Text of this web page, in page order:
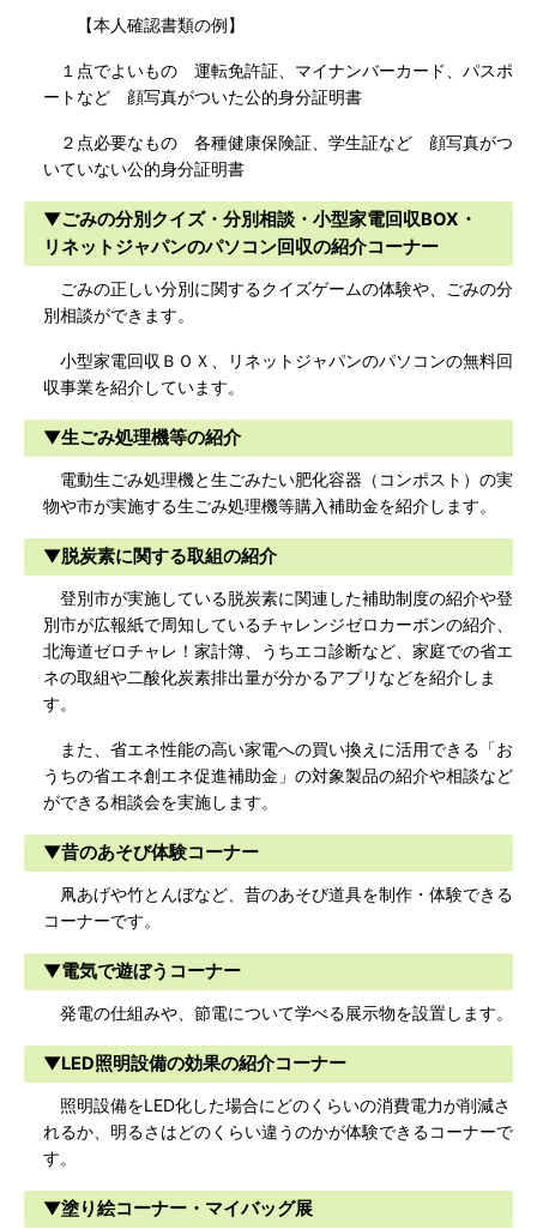
【本人確認書類の例】
１点でよいもの 運転免許証、マイナンバーカード、パスポ
ートなど 顔写真がついた公的身分証明書
２点必要なもの 各種健康保険証、学生証など 顔写真がつ
いていない公的身分証明書
▼ごみの分別クイズ・分別相談・小型家電回収BOX・
リネットジャパンのパソコン回収の紹介コーナー
ごみの正しい分別に関するクイズゲームの体験や、ごみの分
別相談ができます。
小型家電回収ＢＯＸ、リネットジャパンのパソコンの無料回
収事業を紹介しています。
▼生ごみ処理機等の紹介
電動生ごみ処理機と生ごみたい肥化容器（コンポスト）の実
物や市が実施する生ごみ処理機等購入補助金を紹介します。
▼脱炭素に関する取組の紹介
登別市が実施している脱炭素に関連した補助制度の紹介や登
別市が広報紙で周知しているチャレンジゼロカーボンの紹介、
北海道ゼロチャレ！家計簿、うちエコ診断など、家庭での省エ
ネの取組や二酸化炭素排出量が分かるアプリなどを紹介しま
す。
また、省エネ性能の高い家電への買い換えに活用できる「お
うちの省エネ創エネ促進補助金」の対象製品の紹介や相談など
ができる相談会を実施します。
▼昔のあそび体験コーナー
凧あげや竹とんぼなど、昔のあそび道具を制作・体験できる
コーナーです。
▼電気で遊ぼうコーナー
発電の仕組みや、節電について学べる展示物を設置します。
▼LED照明設備の効果の紹介コーナー
照明設備をLED化した場合にどのくらいの消費電力が削減さ
れるか、明るさはどのくらい違うのかが体験できるコーナーで
す。
▼塗り絵コーナー・マイバッグ展